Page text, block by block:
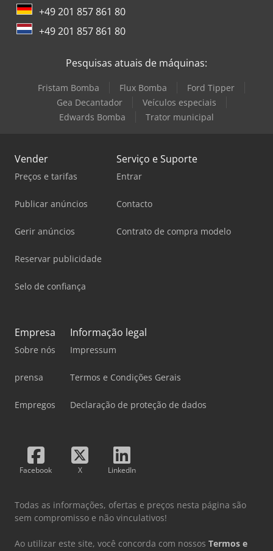
+49 201 857 861 80
+49 201 857 861 80
Pesquisas atuais de máquinas:
Fristam Bomba Flux Bomba
Ford Tipper
Gea Decantador
Veículos especiais
Edwards Bomba
Trator municipal
Vender
Preços e tarifas
Publicar anúncios
Gerir anúncios
Reservar publicidade
Selo de confiança
Serviço e Suporte
Entrar
Contacto
Contrato de compra modelo
Empresa
Sobre nós
prensa
Empregos
Informação legal
Impressum
Termos e Condições Gerais
Declaração de proteção de dados
Facebook X LinkedIn
Todas as informações, ofertas e preços nesta página são
sem compromisso e não vinculativos!
Ao utilizar este site, você concorda com nossos Termos e